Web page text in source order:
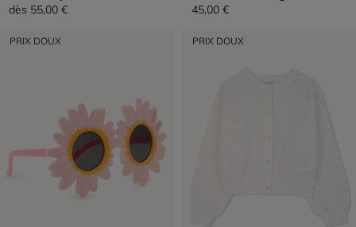
dès 55,00 €
45,00 €
PRIX DOUX PRIX DOUX